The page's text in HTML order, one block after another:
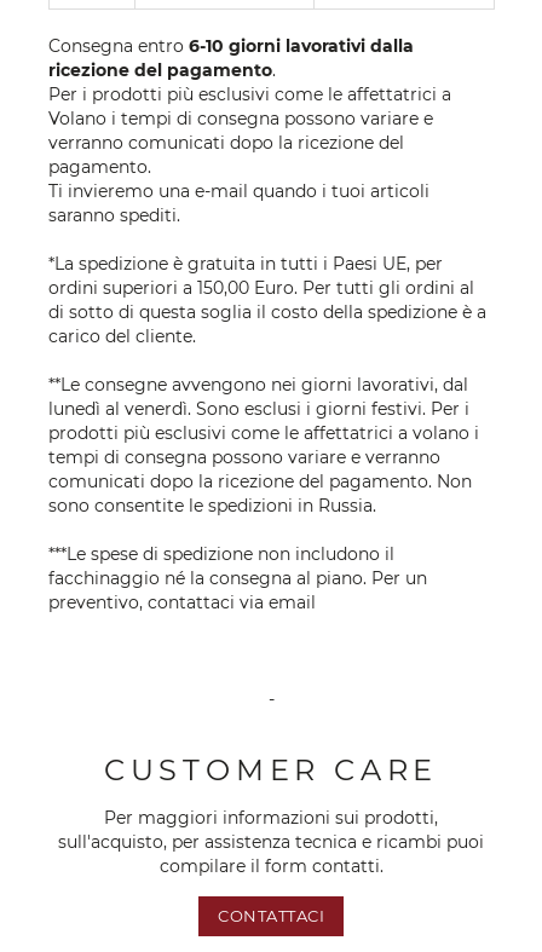
Consegna entro 6-10 giorni lavorativi dalla
ricezione del pagamento.
Per i prodotti più esclusivi come le affettatrici a
Volano i tempi di consegna possono variare e
verranno comunicati dopo la ricezione del
pagamento.
Ti invieremo una e-mail quando i tuoi articoli
saranno spediti.
*La spedizione è gratuita in tutti i Paesi UE, per
ordini superiori a 150,00 Euro. Per tutti gli ordini al
di sotto di questa soglia il costo della spedizione è a
carico del cliente.
**Le consegne avvengono nei giorni lavorativi, dal
lunedì al venerdì. Sono esclusi i giorni festivi. Per i
prodotti più esclusivi come le affettatrici a volano i
tempi di consegna possono variare e verranno
comunicati dopo la ricezione del pagamento. Non
sono consentite le spedizioni in Russia.
***Le spese di spedizione non includono il
facchinaggio né la consegna al piano. Per un
preventivo, contattaci via email
-
CUSTOMER CARE
Per maggiori informazioni sui prodotti,
sull'acquisto, per assistenza tecnica e ricambi puoi
compilare il form contatti.
CONTATTACI